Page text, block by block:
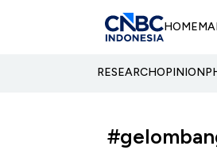
HOME
RESEARCHOPINION